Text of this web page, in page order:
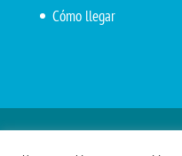
Cómo llegar